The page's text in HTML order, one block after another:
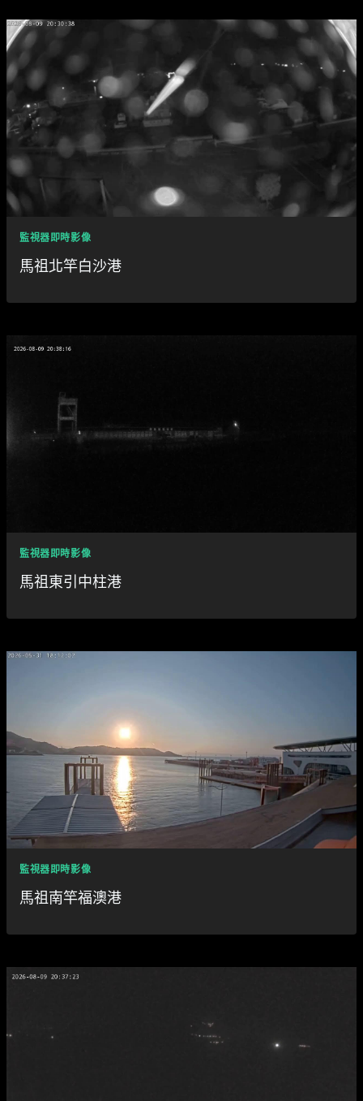
監視器即時影像
馬祖北竿白沙港
監視器即時影像
馬祖東引中柱港
監視器即時影像
馬祖南竿福澳港